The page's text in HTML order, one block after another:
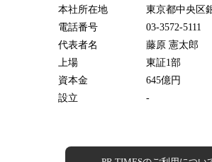
本社所在地
東京都中央区
電話番号
03-3572-5111
代表者名
藤原 憲太郎
上場
東証1部
資本金
645億円
設立
-